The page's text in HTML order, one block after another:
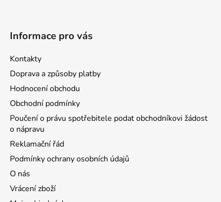
Informace pro vás
Kontakty
Doprava a způsoby platby
Hodnocení obchodu
Obchodní podmínky
Poučení o právu spotřebitele podat obchodníkovi žádost
o nápravu
Reklamační řád
Podmínky ochrany osobních údajů
O nás
Vrácení zboží